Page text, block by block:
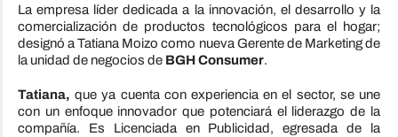
La empresa líder dedicada a la innovación, el desarrollo y la
comercialización de productos tecnológicos para el hogar;
designó a Tatiana Moizo como nueva Gerente de Marketing de
la unidad de negocios de BGH Consumer.
Tatiana, que ya cuenta con experiencia en el sector, se une
con un enfoque innovador que potenciará el liderazgo de la
compañía. Es Licenciada en Publicidad, egresada de la